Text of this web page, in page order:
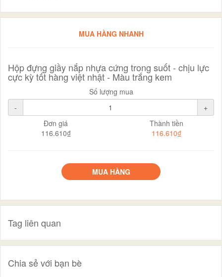
MUA HÀNG NHANH
Hộp đựng giầy nắp nhựa cứng trong suốt - chịu lực
cực kỳ tốt hàng việt nhật - Màu trắng kem
Số lượng mua
-
+
Đơn giá
116.610₫
Thành tiền
116.610₫
MUA HÀNG
Tag liên quan
Chia sẻ với bạn bè